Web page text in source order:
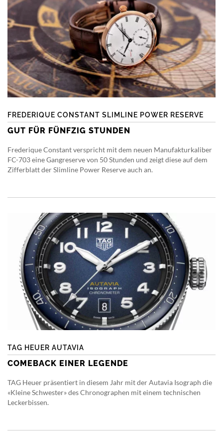
FREDERIQUE CONSTANT SLIMLINE POWER RESERVE
GUT FÜR FÜNFZIG STUNDEN
Frederique Constant verspricht mit dem neuen Manufakturkaliber
FC-703 eine Gangreserve von 50 Stunden und zeigt diese auf dem
Zifferblatt der Slimline Power Reserve auch an.
TAG HEUER AUTAVIA
COMEBACK EINER LEGENDE
TAG Heuer präsentiert in diesem Jahr mit der Autavia Isograph die
«Kleine Schwester» des Chronographen mit einem technischen
Leckerbissen.